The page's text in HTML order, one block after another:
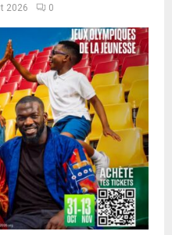
2026 0